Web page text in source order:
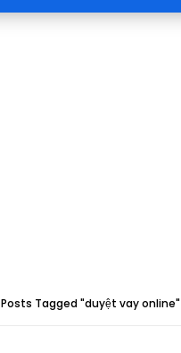
Posts Tagged "duyệt vay online"